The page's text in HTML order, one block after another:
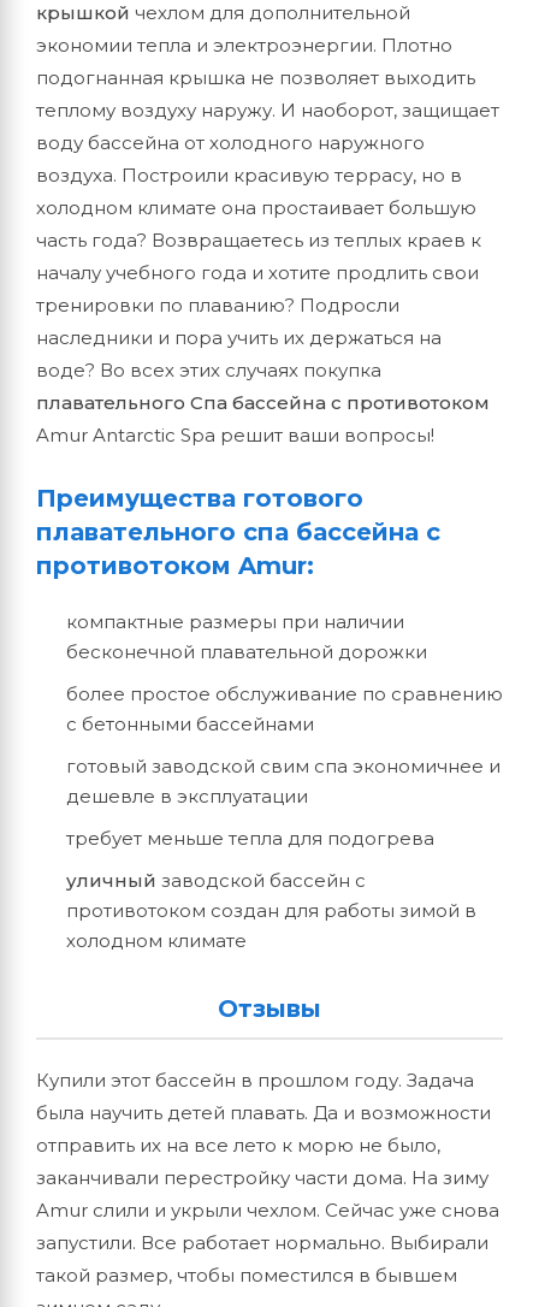
крышкой чехлом для дополнительной
экономии тепла и электроэнергии. Плотно
подогнанная крышка не позволяет выходить
теплому воздуху наружу. И наоборот, защищает
воду бассейна от холодного наружного
воздуха. Построили красивую террасу, но в
холодном климате она простаивает большую
часть года? Возвращаетесь из теплых краев к
началу учебного года и хотите продлить свои
тренировки по плаванию? Подросли
наследники и пора учить их держаться на
воде? Во всех этих случаях покупка
плавательного Спа бассейна с противотоком
Amur Antarctic Spa решит ваши вопросы!
Преимущества готового
плавательного спа бассейна с
противотоком Amur:
компактные размеры при наличии
бесконечной плавательной дорожки
более простое обслуживание по сравнению
с бетонными бассейнами
готовый заводской свим спа экономичнее и
дешевле в эксплуатации
требует меньше тепла для подогрева
уличный заводской бассейн с
противотоком создан для работы зимой в
холодном климате
Отзывы
Купили этот бассейн в прошлом году. Задача
была научить детей плавать. Да и возможности
отправить их на все лето к морю не было,
заканчивали перестройку части дома. На зиму
Amur слили и укрыли чехлом. Сейчас уже снова
запустили. Все работает нормально. Выбирали
такой размер, чтобы поместился в бывшем